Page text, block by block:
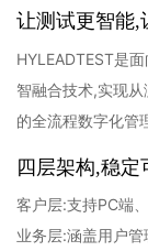
让测试更智能,
HYLEADTEST是
智融合技术,实现
的全流程数字化管
四层架构,稳定
客户层:支持PC端
业务层:涵盖用户